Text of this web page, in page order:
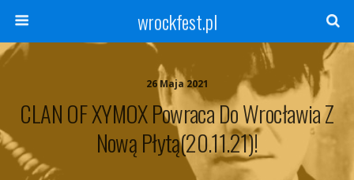
wrockfest.pl
26 Maja 2021
CLAN OF XYMOX Powraca Do Wrocławia Z
Nową Płytą(20.11.21)!